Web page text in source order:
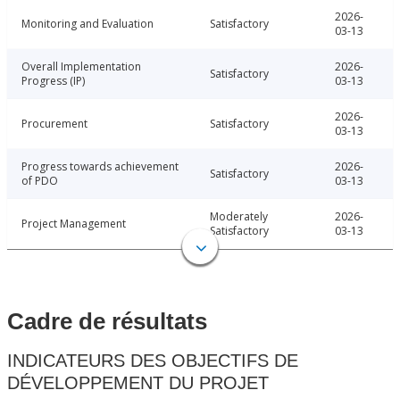
Monitoring and Evaluation Satisfactory
2026-
03-13
Overall Implementation
Progress (IP)
Satisfactory
2026-
03-13
Procurement Satisfactory
2026-
03-13
Progress towards achievement
of PDO
Satisfactory
2026-
03-13
Project Management
Moderately
Satisfactory
2026-
03-13
Cadre de résultats
INDICATEURS DES OBJECTIFS DE
DÉVELOPPEMENT DU PROJET